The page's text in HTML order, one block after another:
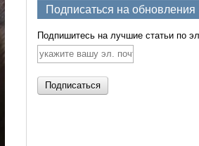
Подписаться на обновления
Подпишитесь на лучшие статьи по